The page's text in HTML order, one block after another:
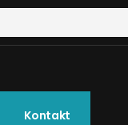
Kontakt